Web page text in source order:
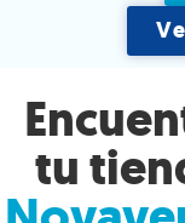
tu